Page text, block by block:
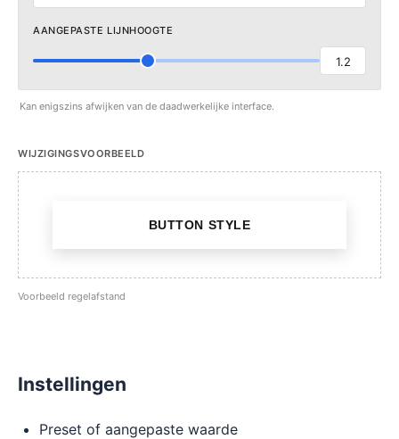
AANGEPASTE LIJNHOOGTE
1.2
Kan enigszins afwijken van de daadwerkelijke interface.
WIJZIGINGSVOORBEELD
BUTTON STYLE
Voorbeeld regelafstand
Instellingen
Preset of aangepaste waarde